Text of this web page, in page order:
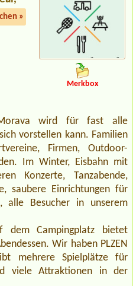
»
Merkbox
wird für fast alle
vorstellen kann. Familien
Firmen, Outdoor-
Im Winter, Eisbahn mit
Konzerte, Tanzabende,
saubere Einrichtungen für
alle Besucher in unserem
Campingplatz bietet
Wir haben PLZEN
mehrere Spielplätze für
viele Attraktionen in der